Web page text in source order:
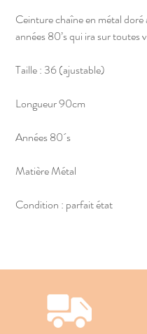
Ceinture chaîne en métal
années 80’s qui ira sur
Taille : 36 (ajustable)
Longueur 90cm
Années 80´s
Matière Métal
Condition : parfait état